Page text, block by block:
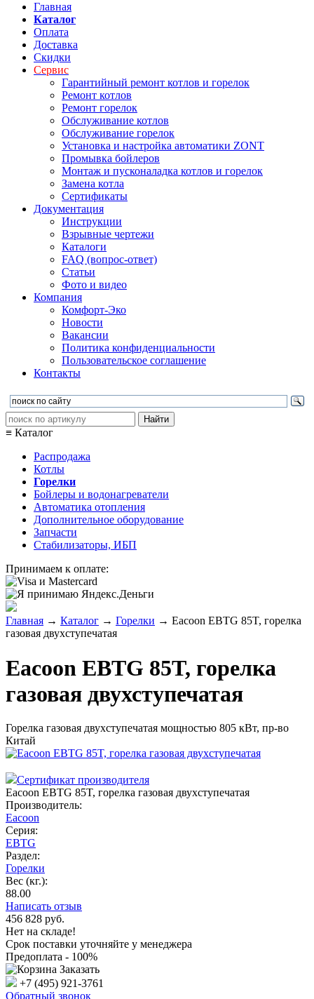
Главная
Каталог
Оплата
Доставка
Скидки
Сервис
Гарантийный ремонт котлов и горелок
Ремонт котлов
Ремонт горелок
Обслуживание котлов
Обслуживание горелок
Установка и настройка автоматики ZONT
Промывка бойлеров
Монтаж и пусконаладка котлов и горелок
Замена котла
Сертификаты
Документация
Инструкции
Взрывные чертежи
Каталоги
FAQ (вопрос-ответ)
Статьи
Фото и видео
Компания
Комфорт-Эко
Новости
Вакансии
Политика конфиденциальности
Пользовательское соглашение
Контакты
≡ Каталог
Распродажа
Котлы
Горелки
Бойлеры и водонагреватели
Автоматика отопления
Дополнительное оборудование
Запчасти
Стабилизаторы, ИБП
Принимаем к оплате:
Главная → Каталог → Горелки → Eacoon EBTG 85T, горелка
газовая двухступечатая
Eacoon EBTG 85T, горелка
газовая двухступечатая
Горелка газовая двухступечатая мощностью 805 кВт, пр-во
Китай
Сертификат производителя
Eacoon EBTG 85T, горелка газовая двухступечатая
Производитель:
Eacoon
Серия:
EBTG
Раздел:
Горелки
Вес (кг.):
88.00
Написать отзыв
456 828 руб.
Нет на складе!
Срок поставки уточняйте у менеджера
Предоплата - 100%
Заказать
+7 (495) 921-3761
Обратный звонок